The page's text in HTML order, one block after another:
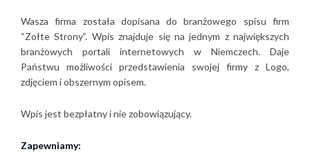
Wasza firma została dopisana do branżowego spisu firm
“Zołte Strony”. Wpis znajduje się na jednym z największych
branżowych portali internetowych w Niemczech. Daje
Państwu możliwości przedstawienia swojej firmy z Logo,
zdjęciem i obszernym opisem.
Wpis jest bezpłatny i nie zobowiązujący.
Zapewniamy: